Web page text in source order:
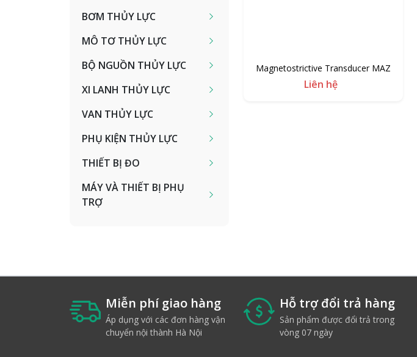
BƠM THỦY LỰC
MÔ TƠ THỦY LỰC
BỘ NGUỒN THỦY LỰC
XI LANH THỦY LỰC
VAN THỦY LỰC
PHỤ KIỆN THỦY LỰC
THIẾT BỊ ĐO
MÁY VÀ THIẾT BỊ PHỤ
TRỢ
Magnetostrictive Transducer MAZ
Liên hệ
Miễn phí giao hàng
Áp dụng với các đơn hàng vận
chuyển nội thành Hà Nội
Hỗ trợ đổi trả hàng
Sản phẩm được đổi trả trong
vòng 07 ngày